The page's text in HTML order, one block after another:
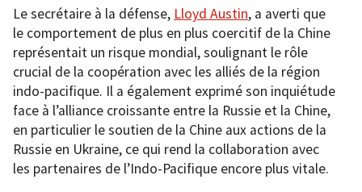
Le secrétaire à la défense, Lloyd Austin, a averti que
le comportement de plus en plus coercitif de la Chine
représentait un risque mondial, soulignant le rôle
crucial de la coopération avec les alliés de la région
indo-pacifique. Il a également exprimé son inquiétude
face à l’alliance croissante entre la Russie et la Chine,
en particulier le soutien de la Chine aux actions de la
Russie en Ukraine, ce qui rend la collaboration avec
les partenaires de l’Indo-Pacifique encore plus vitale.